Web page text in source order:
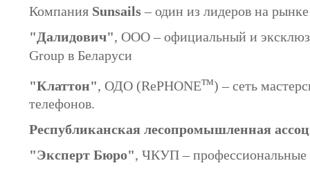
Компания Sunsails – один из лидеров на
"Далидович", ООО – официальный и
Group в Беларуси
"Клаттон" , ОДО (RePHONEтм) – сеть
телефонов.
Республиканская лесопромышленная
"Эксперт Бюро", ЧКУП – профессиональные